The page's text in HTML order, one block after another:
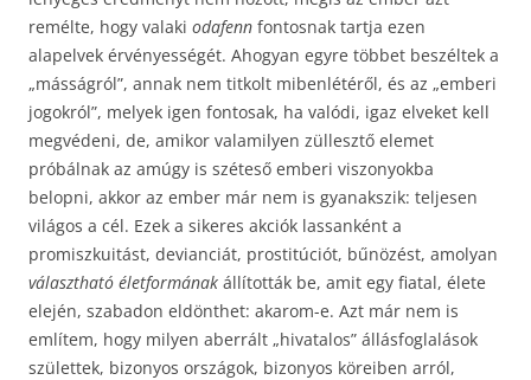
remélte, hogy valaki odafenn fontosnak tartja ezen
alapelvek érvényességét. Ahogyan egyre többet beszéltek a
„másságról”, annak nem titkolt mibenlétéről, és az „emberi
jogokról”, melyek igen fontosak, ha valódi, igaz elveket kell
megvédeni, de, amikor valamilyen züllesztő elemet
próbálnak az amúgy is széteső emberi viszonyokba
belopni, akkor az ember már nem is gyanakszik: teljesen
világos a cél. Ezek a sikeres akciók lassanként a
promiszkuitást, devianciát, prostitúciót, bűnözést, amolyan
választható életformának állították be, amit egy fiatal, élete
elején, szabadon eldönthet: akarom-e. Azt már nem is
említem, hogy milyen aberrált „hivatalos” állásfoglalások
születtek, bizonyos országok, bizonyos köreiben arról,